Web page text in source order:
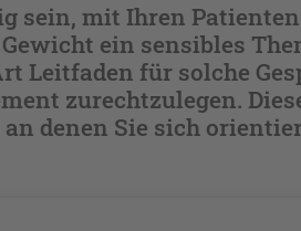
sein, mit Ihren
Gewicht ein sensibles
Leitfaden für solche
zurechtzulegen.
denen Sie sich